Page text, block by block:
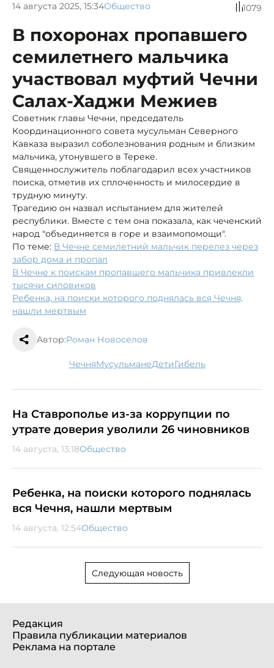
14 августа 2025, 15:34Общество 1079
В похоронах пропавшего
семилетнего мальчика
участвовал муфтий Чечни
Салах-Хаджи Межиев
Советник главы Чечни, председатель
Координационного совета мусульман Северного
Кавказа выразил соболезнования родным и близким
мальчика, утонувшего в Тереке.
Священнослужитель поблагодарил всех участников
поиска, отметив их сплоченность и милосердие в
трудную минуту.
Трагедию он назвал испытанием для жителей
республики. Вместе с тем она показала, как чеченский
народ "объединяется в горе и взаимопомощи".
По теме: В Чечне семилетний мальчик перелез через
забор дома и пропал
В Чечне к поискам пропавшего мальчика привлекли
тысячи силовиков
Ребенка, на поиски которого поднялась вся Чечня,
нашли мертвым
Автор:Роман Новоселов
Чечня мусульмане дети гибель
На Ставрополье из-за коррупции по
утрате доверия уволили 26 чиновников
14 августа, 13:18Общество
Ребенка, на поиски которого поднялась
вся Чечня, нашли мертвым
14 августа, 12:54Общество
Следующая новость
Редакция
Правила публикации материалов
Реклама на портале